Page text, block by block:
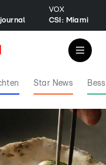
VOX
CSI: Miami
Star News